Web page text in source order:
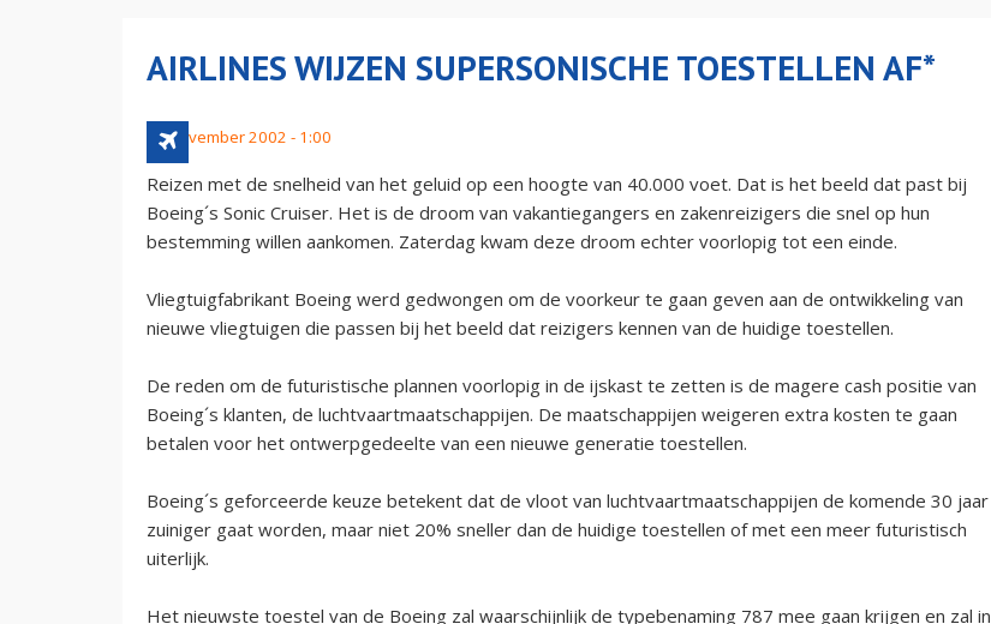
AIRLINES WIJZEN SUPERSONISCHE TOESTELLEN AF*
22 november 2002 - 1:00
Reizen met de snelheid van het geluid op een hoogte van 40.000 voet. Dat is het beeld dat past bij
Boeing´s Sonic Cruiser. Het is de droom van vakantiegangers en zakenreizigers die snel op hun
bestemming willen aankomen. Zaterdag kwam deze droom echter voorlopig tot een einde.
Vliegtuigfabrikant Boeing werd gedwongen om de voorkeur te gaan geven aan de ontwikkeling van
nieuwe vliegtuigen die passen bij het beeld dat reizigers kennen van de huidige toestellen.
De reden om de futuristische plannen voorlopig in de ijskast te zetten is de magere cash positie van
Boeing´s klanten, de luchtvaartmaatschappijen. De maatschappijen weigeren extra kosten te gaan
betalen voor het ontwerpgedeelte van een nieuwe generatie toestellen.
Boeing´s geforceerde keuze betekent dat de vloot van luchtvaartmaatschappijen de komende 30 jaar
zuiniger gaat worden, maar niet 20% sneller dan de huidige toestellen of met een meer futuristisch
uiterlijk.
Het nieuwste toestel van de Boeing zal waarschijnlijk de typebenaming 787 mee gaan krijgen en zal in